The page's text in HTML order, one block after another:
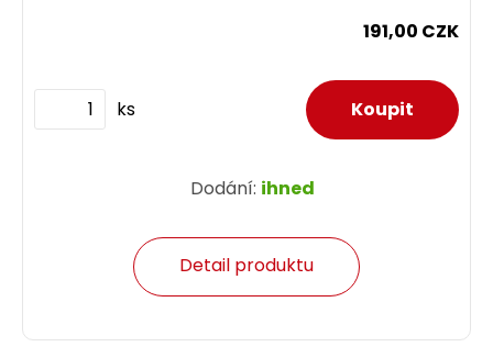
191,00 CZK
ks
Dodání: ihned
Detail produktu